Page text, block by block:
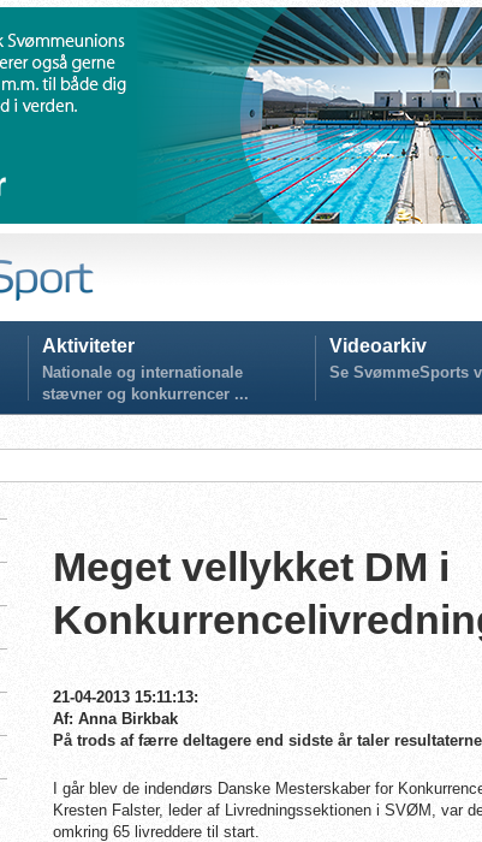
Aktiviteter
Nationale og internationale
stævner og konkurrencer ...
Videoarkiv
Se SvømmeSports
Meget vellykket DM i
21-04-2013 15:11:13:
Af: Anna Birkbak
På trods af færre deltagere end sidste år taler
I går blev de indendørs Danske Mesterskaber for
Kresten Falster, leder af Livredningssektionen i SVØM, var
omkring 65 livreddere til start.